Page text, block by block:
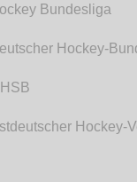
Bundesliga
Hockey-
Hockey-